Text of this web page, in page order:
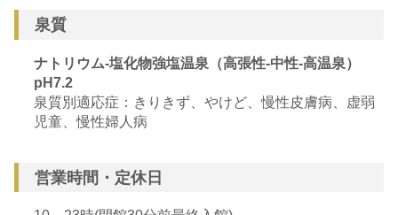
泉質
ナトリウム-塩化物強塩温泉（高張性-中性-高温泉）
pH7.2
泉質別適応症：きりきず、やけど、慢性皮膚病、虚弱
児童、慢性婦人病
営業時間・定休日